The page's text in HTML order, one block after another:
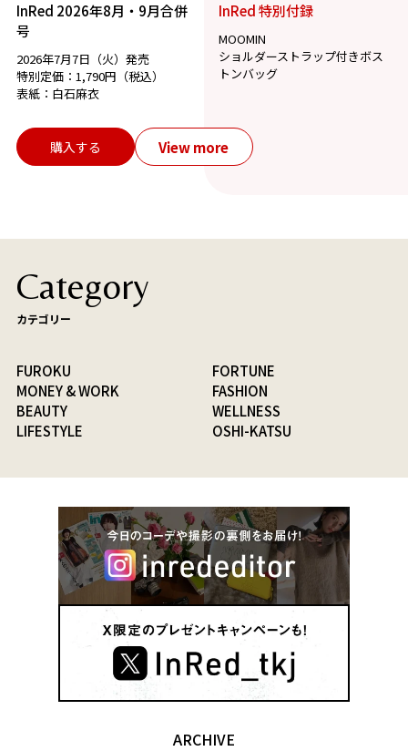
InRed 2026年8月・9月合併
号
2026年7月7日（火）発売
特別定価：1,790円（税込）
表紙：白石麻衣
InRed 特別付録
MOOMIN
ショルダーストラップ付きボス
トンバッグ
購入する View more
Category
カテゴリー
FUROKU
FORTUNE
MONEY & WORK
FASHION
BEAUTY
WELLNESS
LIFESTYLE
OSHI-KATSU
ARCHIVE